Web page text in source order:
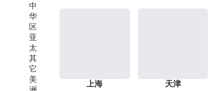
中
华
区
亚
太
其
它
美
上海 天津